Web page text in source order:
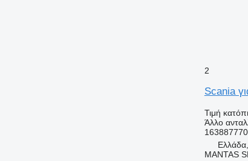
2
Scania
Τιμή
Άλλο
MANTAS